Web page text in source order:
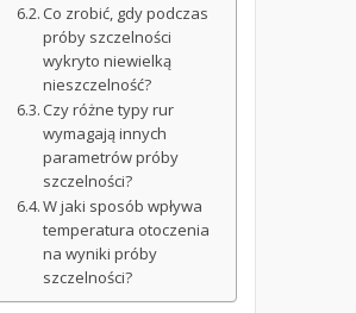
Co zrobić, gdy podczas
próby szczelności
wykryto niewielką
nieszczelność?
Czy różne typy rur
wymagają innych
parametrów próby
szczelności?
W jaki sposób wpływa
temperatura otoczenia
na wyniki próby
szczelności?